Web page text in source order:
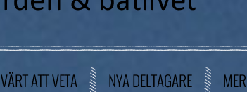
VÄRT ATT VETA NYA DELTAGARE